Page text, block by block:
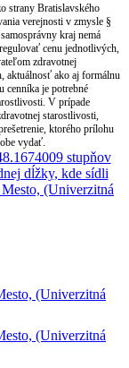
strany Bratislavského
verejnosti v zmysle §
kraj nemá
cenu jednotlivých,
zdravotnej
aktuálnosť ako aj formálnu
cenníka je potrebné
V prípade
starostlivosti,
ktorého prílohu
vydať.
(Univerzitná
(Univerzitná